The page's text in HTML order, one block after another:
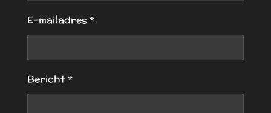
e
r
n
n n n
E-mailadres *
Bericht *